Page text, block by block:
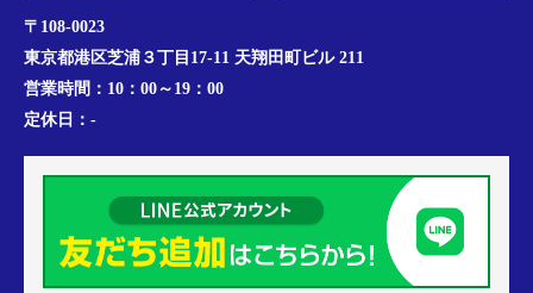
〒108-0023
東京都港区芝浦３丁目17-11 天翔田町ビル 211
営業時間： 10：00～19：00
定休日： -